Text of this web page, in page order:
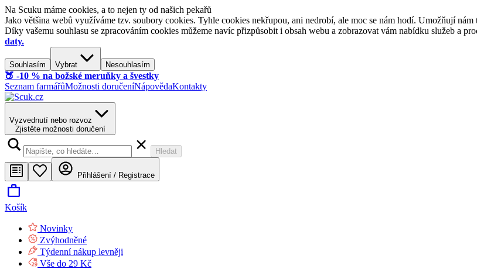
Na Scuku máme cookies, a to nejen ty od našich pekařů
Jako většina webů využíváme tzv. soubory cookies. Tyhle cookies nekřupou, ani nedrobí, ale moc se nám hodí. Umožňují
Díky vašemu souhlasu se zpracováním cookies můžeme navíc přizpůsobit i obsah webu a zobrazovat vám nabídku služeb a
daty.
Souhlasím Vybrat Nesouhlasím
🍑​ -10 % na božské meruňky a švestky
Seznam farmářůMožnosti doručeníNápovědaKontakty
Vyzvednutí nebo rozvoz
Zjistěte možnosti doručení
Hledat
Přihlášení / Registrace
Košík
Novinky
Zvýhodněné
Týdenní nákup levněji
Vše do 29 Kč